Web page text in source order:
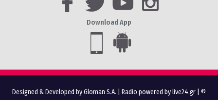
Download App
Designed & Developed by Gloman S.A. Radio powered by live24.gr | ©